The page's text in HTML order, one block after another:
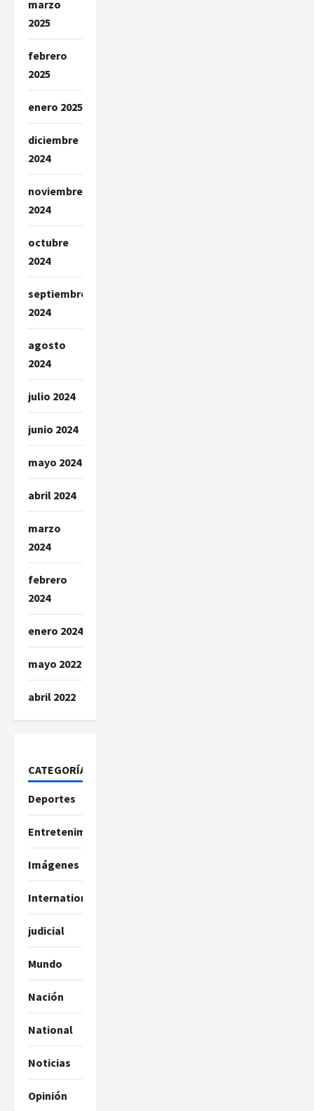
marzo
2025
febrero
2025
enero 2025
diciembre
2024
noviembre
2024
octubre
2024
septiembre
2024
agosto
2024
julio 2024
junio 2024
mayo 2024
abril 2024
marzo
2024
febrero
2024
enero 2024
mayo 2022
abril 2022
CATEGORÍAS
Deportes
Entretenimiento
Imágenes
International
judicial
Mundo
Nación
National
Noticias
Opinión